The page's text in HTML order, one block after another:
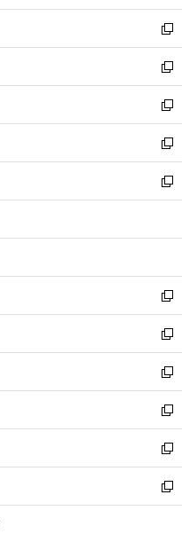
開
く
ウ
で
開
く
ン
ド
ウ
で
開
く
ウ
ィ
ン
ド
ウ
で
開
く
新
し
い
ウ
ィ
ン
ド
ウ
で
開
新
し
い
ウ
ィ
ン
ド
ウ
開
新
し
い
ウ
ィ
ン
ウ
開
く
新
し
い
ウ
ン
ウ
で
開
く
新
し
ウ
ン
ド
ウ
で
開
く
新
し
い
ウ
ィ
ン
ド
ウ
で
開
く
新
し
い
ウ
ィ
ン
ド
ウ
で
開
新
し
い
ウ
ィ
ン
ド
ウ
新
し
い
ウ
ィ
ン
新
し
い
ウ
新
し